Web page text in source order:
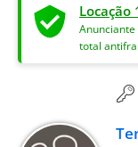
Locação
total